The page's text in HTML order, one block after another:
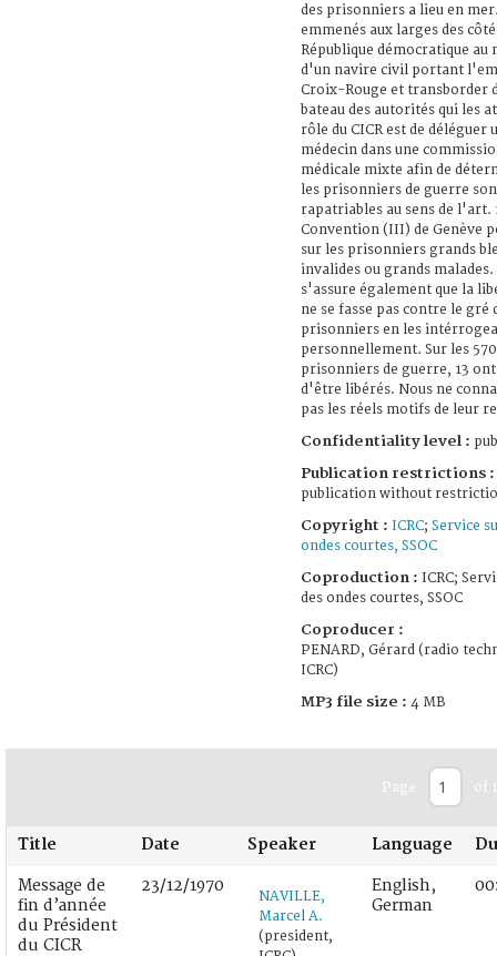
des prisonniers a lieu en
emmenés aux larges des
République démocratique au
d'un navire civil portant
Croix-Rouge et transborder
bateau des autorités qui les
rôle du CICR est de déléguer
médecin dans une
médicale mixte afin de
les prisonniers de guerre
rapatriables au sens de l'art.
Convention (III) de Genève
sur les prisonniers grands
invalides ou grands malades.
s'assure également que la
ne se fasse pas contre le gré
prisonniers en les
personnellement. Sur les 570
prisonniers de guerre, 13 ont
d'être libérés. Nous ne
pas les réels motifs de leur
Confidentiality level :
Publication restrictions :
publication without
Copyright : ICRC; Service
ondes courtes, SSOC
Coproduction : ICRC;
des ondes courtes, SSOC
Coproducer :
PENARD, Gérard (radio
ICRC)
MP3 file size : 4 MB
Page of
Title Date Speaker Language
Message de
fin d’année
du Président
du CICR
23/12/1970
NAVILLE,
Marcel A.
(president,
English,
German